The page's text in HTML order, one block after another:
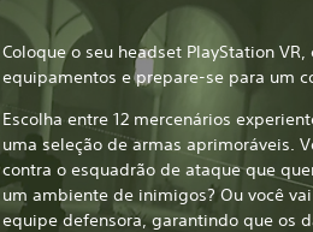
Coloque o seu headset PlayStation
equipamentos e prepare-se para um
Escolha entre 12 mercenários
uma seleção de armas aprimoráveis.
contra o esquadrão de ataque que
um ambiente de inimigos? Ou você
equipe defensora, garantindo que os